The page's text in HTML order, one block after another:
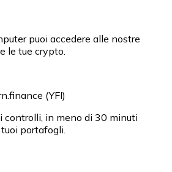
puoi accedere alle nostre
le tue crypto.
(YFI)
in meno di 30 minuti
portafogli.